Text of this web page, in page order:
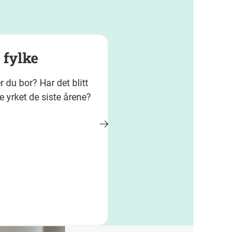
fylke
du bor? Har det blitt
yrket de siste årene?